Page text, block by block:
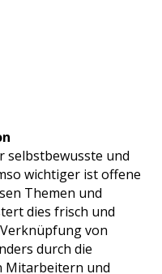
selbstbewusste und
wichtiger ist offene
Themen und
dies frisch und
von
durch die
Mitarbeitern und